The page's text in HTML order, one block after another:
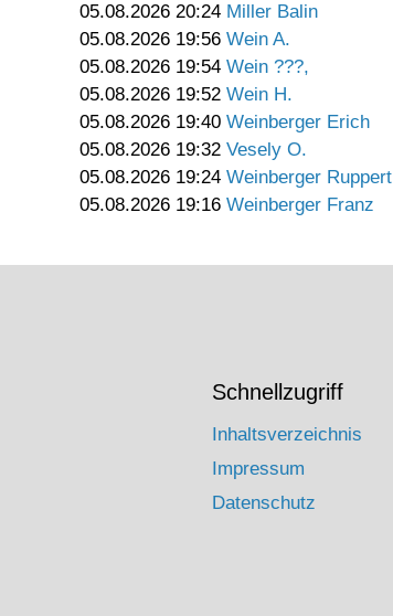
05.08.2026 20:24 Miller Balin
05.08.2026 19:56 Wein A.
05.08.2026 19:54 Wein ???,
05.08.2026 19:52 Wein H.
05.08.2026 19:40 Weinberger Erich
05.08.2026 19:32 Vesely O.
05.08.2026 19:24 Weinberger Ruppert
05.08.2026 19:16 Weinberger Franz
Schnellzugriff
Inhaltsverzeichnis
Impressum
Datenschutz